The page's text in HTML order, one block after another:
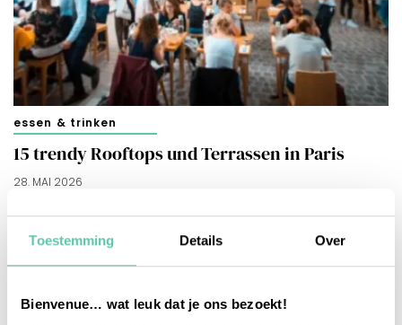
Toestemming Details Over
Bienvenue… wat leuk dat je ons bezoekt!
essen & trinken
15 trendy Rooftops und Terrassen in Paris
28. MAI 2026